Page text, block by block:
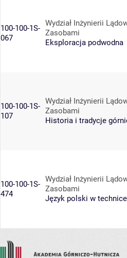
100-100-1S-
067
Wydział Inżynierii
Zasobami
Eksploracja podwodna
100-100-1S-
107
Wydział Inżynierii
Zasobami
Historia i tradycje
100-100-1S-
474
Wydział Inżynierii
Zasobami
Język polski w technice